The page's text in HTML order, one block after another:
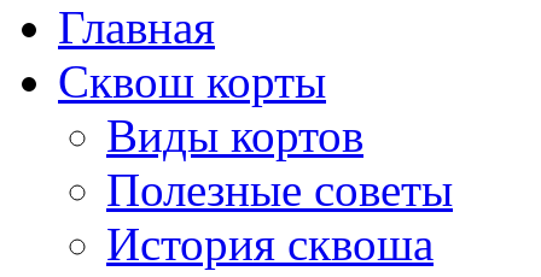
Главная
Сквош корты
Виды кортов
Полезные советы
История сквоша